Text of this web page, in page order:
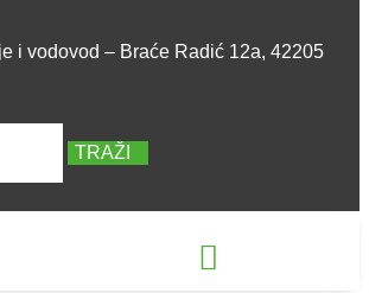
i vodovod – Braće Radić 12a, 42205
TRAŽI
